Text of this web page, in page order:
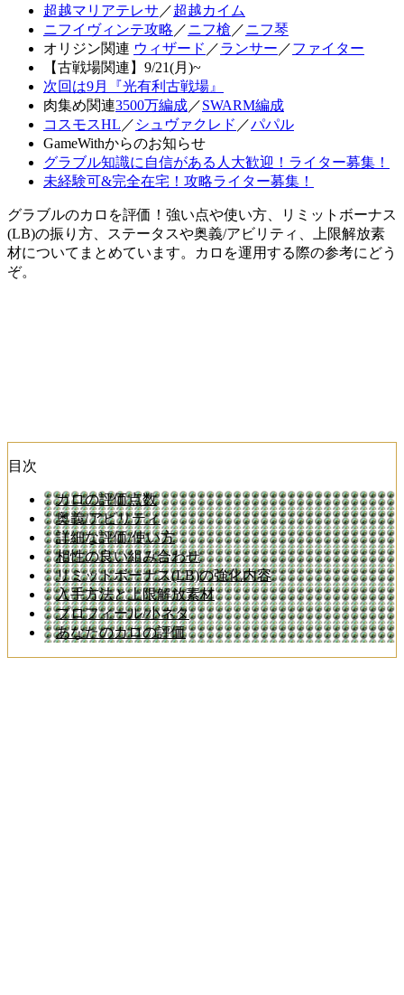
超越マリアテレサ ／超越カイム
ニフイヴィンテ攻略 ／ニフ槍 ／ニフ琴
オリジン関連 ウィザード ／ランサー ／ファイター
【古戦場関連】9/21(月)~
次回は9月『光有利古戦場』
肉集め関連3500万編成／SWARM編成
コスモスHL ／ シュヴァクレド ／パパル
GameWithからのお知らせ
グラブル知識に自信がある人大歓迎！ライター募集！
未経験可&完全在宅！攻略ライター募集！
グラブルのカロを評価！強い点や使い方、リミットボーナス
(LB)の振り方、ステータスや奥義/アビリティ、上限解放素
材についてまとめています。カロを運用する際の参考にどう
ぞ。
目次
カロの評価点数
奥義/アビリティ
詳細な評価/使い方
相性の良い組み合わせ
リミットボーナス(LB)の強化内容
入手方法と上限解放素材
プロフィール/小ネタ
あなたのカロの評価